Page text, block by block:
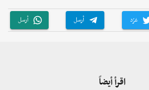
غرّد أرسل أرسل
اقرأ أيضاً